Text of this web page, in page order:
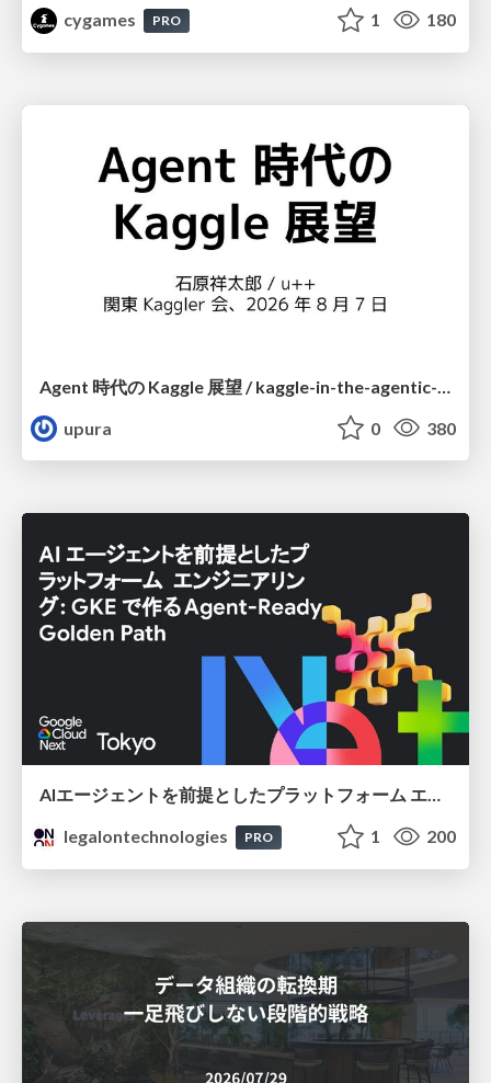
cygames
PRO 1 180
upura
0 380
AIエージェントを前提としたプラットフォーム エンジニアリング：GKEで作るAgent-Ready Golden Path
legalontechnologies
PRO 1 200